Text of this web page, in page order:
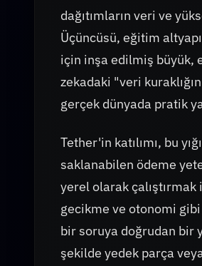
dağıtımların veri ve
Üçüncüsü, eğitim
için inşa edilmiş büyük,
zekadaki "veri
gerçek dünyada pratik
Tether'in katılımı, bu
saklanabilen ödeme
yerel olarak çalıştırmak
gecikme ve otonomi
bir soruya doğrudan bir
şekilde yedek parça